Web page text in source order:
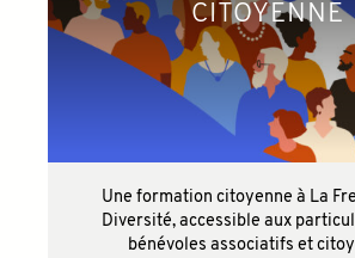
CITOYENNE
Une formation citoyenne à La
Diversité, accessible aux
bénévoles associatifs et